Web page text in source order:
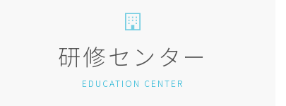
研修センター
EDUCATION CENTER